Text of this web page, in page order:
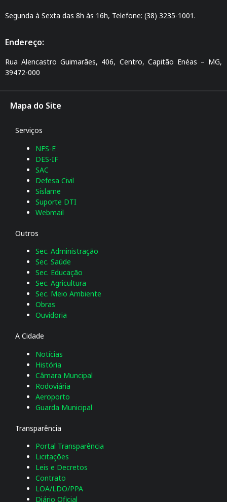
Segunda à Sexta das 8h às 16h, Telefone: (38) 3235-1001.
Endereço:
Rua Alencastro Guimarães, 406, Centro, Capitão Enéas – MG,
39472-000
Mapa do Site
A Cidade
Notícias
História
Câmara Muncipal
Rodoviária
Aeroporto
Guarda Municipal
Transparência
Portal Transparência
Licitações
Leis e Decretos
Contrato
LOA/LDO/PPA
Diário Oficial
Serviços
NFS-E
DES-IF
SAC
Defesa Civil
Sislame
Suporte DTI
Webmail
Outros
Sec. Administração
Sec. Saúde
Sec. Educação
Sec. Agricultura
Sec. Meio Ambiente
Obras
Ouvidoria